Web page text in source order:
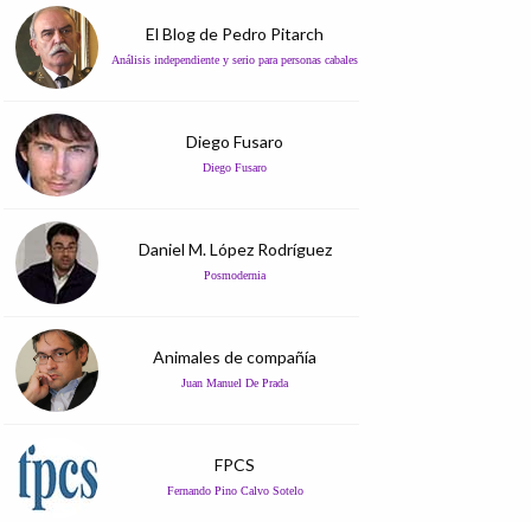
El Blog de Pedro Pitarch
Análisis independiente y serio para personas cabales
Diego Fusaro
Diego Fusaro
Daniel M. López Rodríguez
Posmodernia
Animales de compañía
Juan Manuel De Prada
FPCS
Fernando Pino Calvo Sotelo